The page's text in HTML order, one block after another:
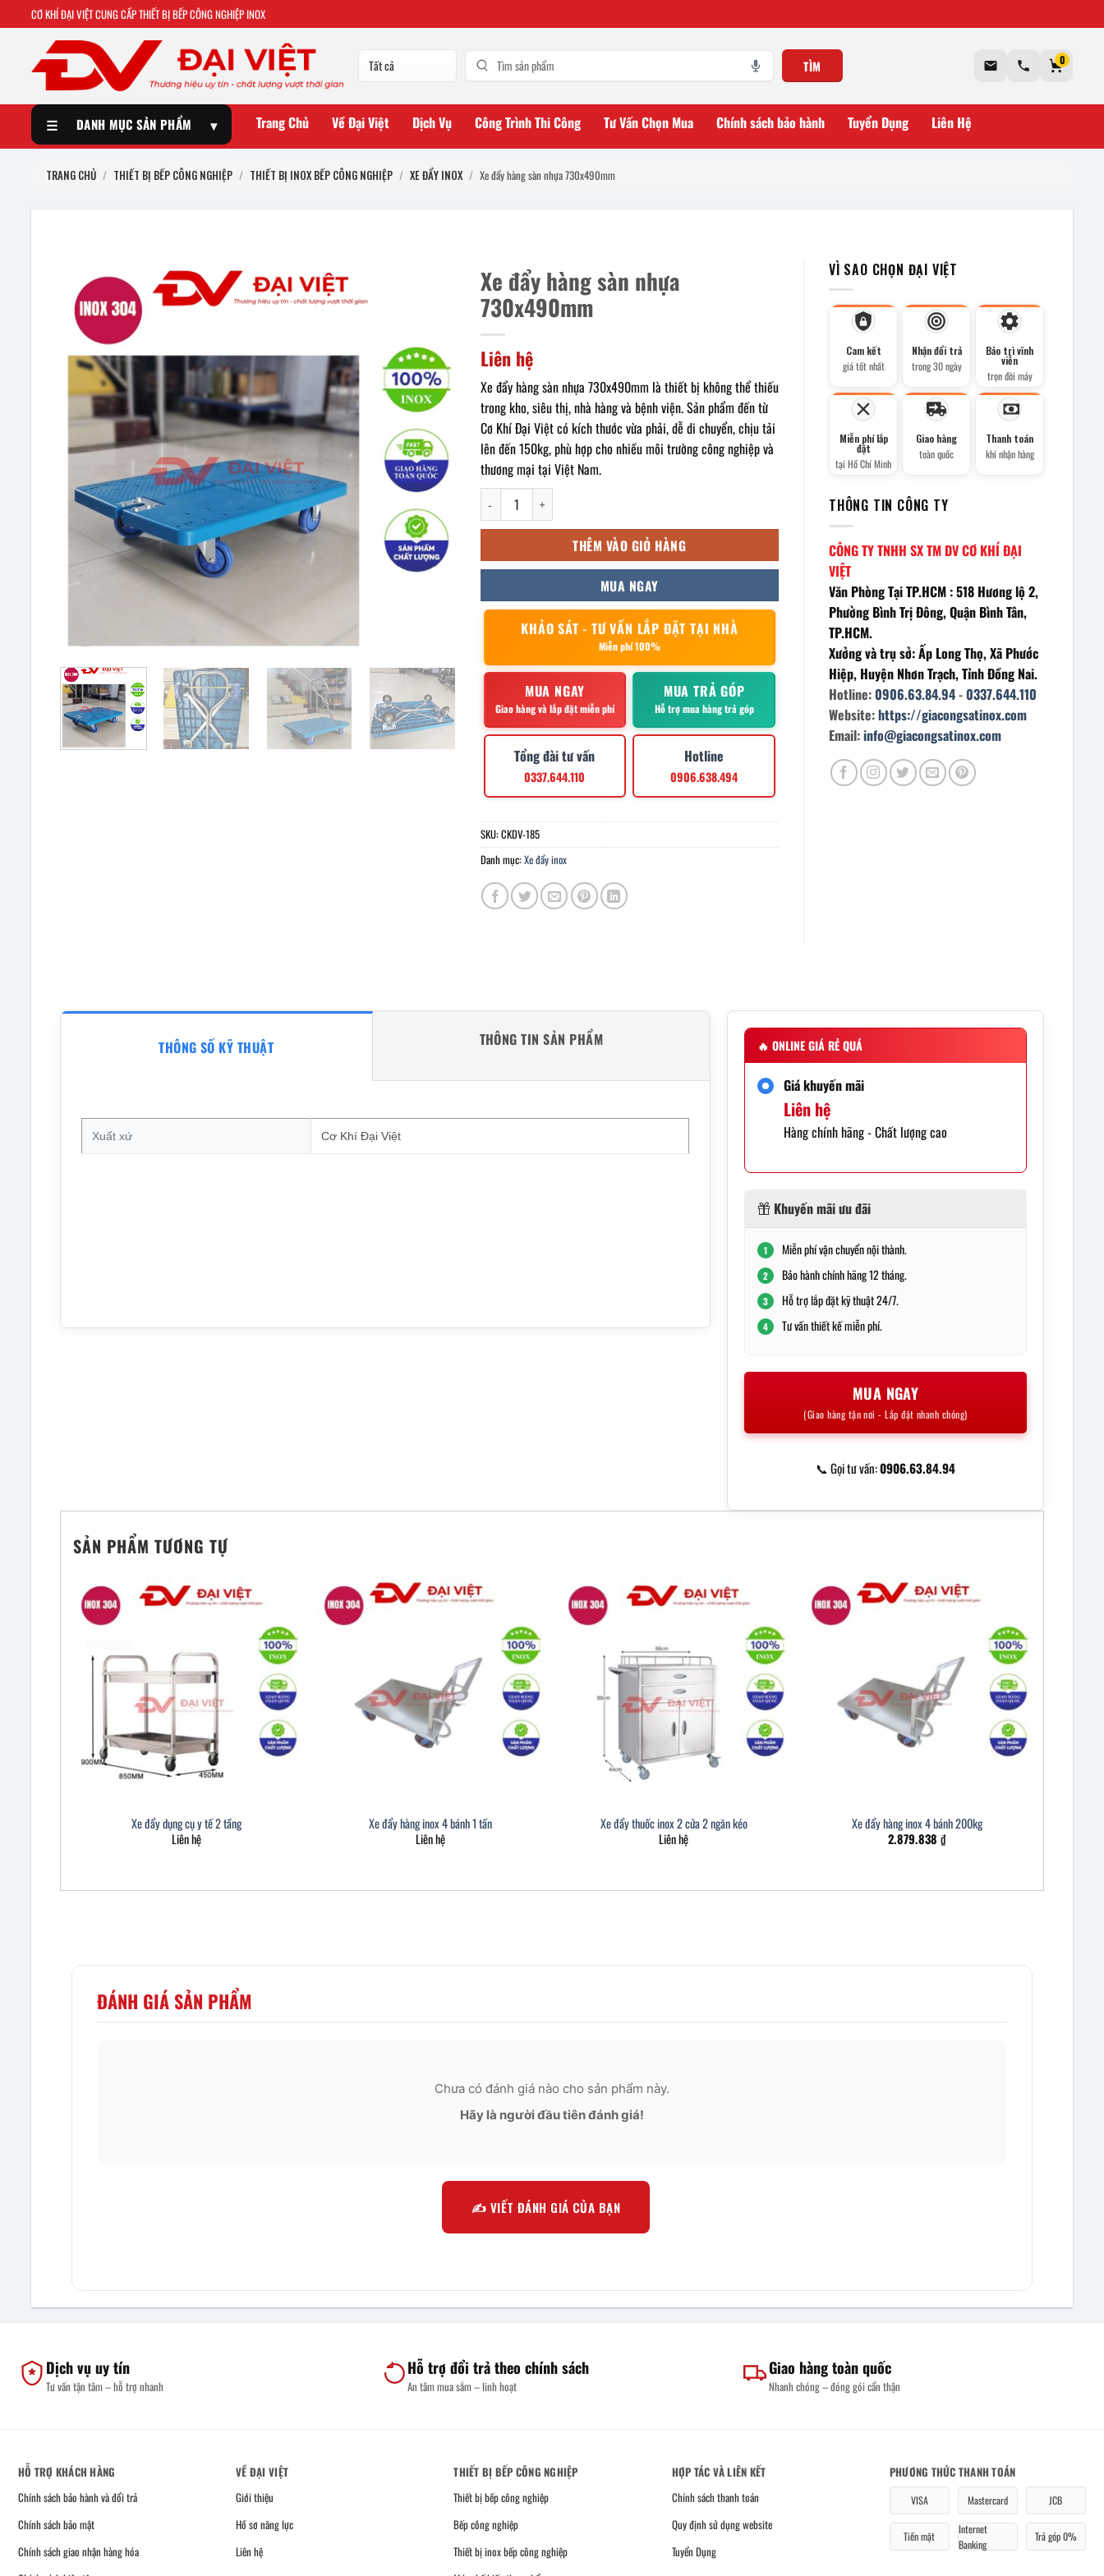
CƠ KHÍ ĐẠI VIỆT CUNG CẤP THIẾT BỊ BẾP CÔNG NGHIỆP INOX
TÌM 0
☰ DANH MỤC SẢN PHẨM ▾ Trang Chủ Về Đại Việt Dịch Vụ Công Trình Thi Công Tư Vấn Chọn Mua Chính sách bảo hành Tuyển Dụng Liên Hệ
TRANG CHỦ / THIẾT BỊ BẾP CÔNG NGHIỆP / THIẾT BỊ INOX BẾP CÔNG NGHIỆP / XE ĐẨY INOX / Xe đẩy hàng sàn nhựa 730x490mm
Xe đẩy hàng sàn nhựa
730x490mm
Liên hệ
Xe đẩy hàng sàn nhựa 730x490mm là thiết bị không thể thiếu
trong kho, siêu thị, nhà hàng và bệnh viện. Sản phẩm đến từ
Cơ Khí Đại Việt có kích thước vừa phải, dễ di chuyển, chịu tải
lên đến 150kg, phù hợp cho nhiều môi trường công nghiệp và
thương mại tại Việt Nam.
Xe đẩy hàng sàn nhựa 730x490mm số lượng
THÊM VÀO GIỎ HÀNG
MUA NGAY
KHẢO SÁT - TƯ VẤN LẮP ĐẶT TẠI NHÀ
Miễn phí 100%
MUA NGAY
Giao hàng và lắp đặt miễn phí
MUA TRẢ GÓP
Hỗ trợ mua hàng trả góp
Tổng đài tư vấn
0337.644.110
Hotline
0906.638.494
SKU:CKDV-185
Danh mục:Xe đẩy inox
VÌ SAO CHỌN ĐẠI VIỆT
Cam kết
giá tốt nhất
Nhận đổi trả
trong 30 ngày
Bảo trì vĩnh
viễn
trọn đời máy
Miễn phí lắp
đặt
tại Hồ Chí Minh
Giao hàng
toàn quốc
Thanh toán
khi nhận hàng
THÔNG TIN CÔNG TY
CÔNG TY TNHH SX TM DV CƠ KHÍ ĐẠI
VIỆT
Văn Phòng Tại TP.HCM : 518 Hương lộ 2,
Phường Bình Trị Đông, Quận Bình Tân,
TP.HCM.
Xưởng và trụ sở: Ấp Long Thọ, Xã Phước
Hiệp, Huyện Nhơn Trạch, Tỉnh Đồng Nai.
Hotline:0906.63.84.94-0337.644.110
Website:https://giacongsatinox.com
Email:info@giacongsatinox.com
THÔNG SỐ KỸ THUẬT THÔNG TIN SẢN PHẨM
Xuất xứ Cơ Khí Đại Việt
🔥 ONLINE GIÁ RẺ QUÁ
Giá khuyến mãi
Liên hệ
Hàng chính hãng - Chất lượng cao
Khuyến mãi ưu đãi
1 Miễn phí vận chuyển nội thành.
2 Bảo hành chính hãng 12 tháng.
3 Hỗ trợ lắp đặt kỹ thuật 24/7.
4 Tư vấn thiết kế miễn phí.
MUA NGAY
(Giao hàng tận nơi - Lắp đặt nhanh chóng)
📞 Gọi tư vấn:0906.63.84.94
SẢN PHẨM TƯƠNG TỰ
Xe đẩy dụng cụ y tế 2 tầng
Liên hệ
Xe đẩy hàng inox 4 bánh 1 tấn
Liên hệ
Xe đẩy thuốc inox 2 cửa 2 ngăn kéo
Liên hệ
Xe đẩy hàng inox 4 bánh 200kg
2.879.838₫
ĐÁNH GIÁ SẢN PHẨM
Chưa có đánh giá nào cho sản phẩm này.
Hãy là người đầu tiên đánh giá!
✍️ VIẾT ĐÁNH GIÁ CỦA BẠN
Dịch vụ uy tín
Tư vấn tận tâm – hỗ trợ nhanh
Hỗ trợ đổi trả theo chính sách
An tâm mua sắm – linh hoạt
Giao hàng toàn quốc
Nhanh chóng – đóng gói cẩn thận
HỖ TRỢ KHÁCH HÀNG
Chính sách bảo hành và đổi trả
Chính sách bảo mật
Chính sách giao nhận hàng hóa
VỀ ĐẠI VIỆT
Giới thiệu
Hồ sơ năng lực
Liên hệ
THIẾT BỊ BẾP CÔNG NGHIỆP
Thiết bị bếp công nghiệp
Bếp công nghiệp
Thiết bị inox bếp công nghiệp
HỢP TÁC VÀ LIÊN KẾT
Chính sách thanh toán
Quy định sử dụng website
Tuyển Dụng
PHƯƠNG THỨC THANH TOÁN
VISA Mastercard JCB
Tiền mặt
Internet
Banking
Trả góp 0%